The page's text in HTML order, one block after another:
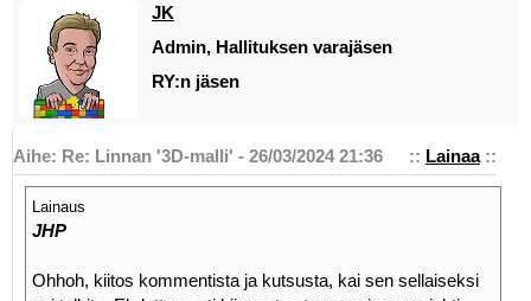
JK
Admin, Hallituksen varajäsen
RY:n jäsen
:: Lainaa::
Aihe: Re: Linnan '3D-malli' - 26/03/2024 21:36
Lainaus
JHP
Ohhoh, kiitos kommentista ja kutsusta, kai sen sellaiseksi